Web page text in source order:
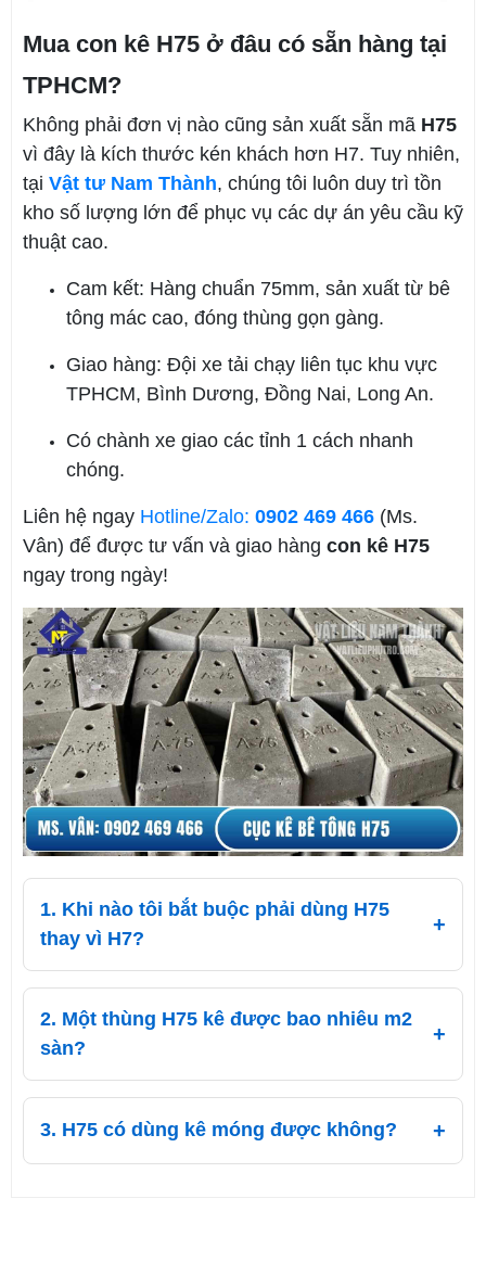
Mua con kê H75 ở đâu có sẵn hàng tại
TPHCM?
Không phải đơn vị nào cũng sản xuất sẵn mã H75
vì đây là kích thước kén khách hơn H7. Tuy nhiên,
tại Vật tư Nam Thành, chúng tôi luôn duy trì tồn
kho số lượng lớn để phục vụ các dự án yêu cầu kỹ
thuật cao.
Cam kết: Hàng chuẩn 75mm, sản xuất từ bê
tông mác cao, đóng thùng gọn gàng.
Giao hàng: Đội xe tải chạy liên tục khu vực
TPHCM, Bình Dương, Đồng Nai, Long An.
Có chành xe giao các tỉnh 1 cách nhanh
chóng.
Liên hệ ngay Hotline/Zalo: 0902 469 466 (Ms.
Vân) để được tư vấn và giao hàng con kê H75
ngay trong ngày!
1. Khi nào tôi bắt buộc phải dùng H75
thay vì H7?
2. Một thùng H75 kê được bao nhiêu m2
sàn?
3. H75 có dùng kê móng được không?